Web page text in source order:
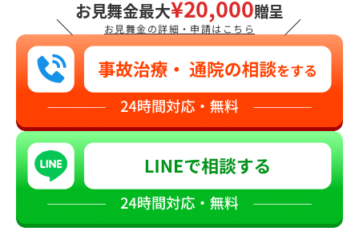
＼
お見舞金最大¥20,000贈呈
お見舞金の詳細・申請はこちら ／